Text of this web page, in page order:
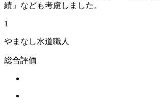
績」なども考慮しました。
1
やまなし水道職人
総合評価